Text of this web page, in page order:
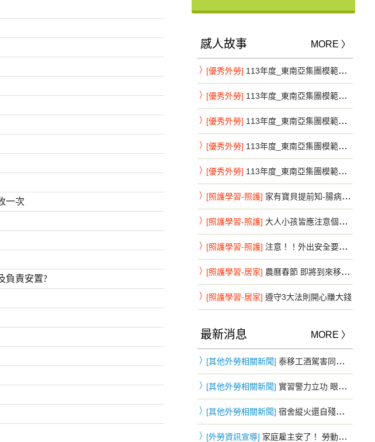
一次
負責安置?
感人故事 MORE 〉
[優秀外勞] 113年度_東南亞集團模範移工系列_新北市第7彈
[優秀外勞] 113年度_東南亞集團模範移工系列_新北市第8彈
[優秀外勞] 113年度_東南亞集團模範移工系列_新北市第9彈
[優秀外勞] 113年度_東南亞集團模範移工系列_新竹縣第1彈
[優秀外勞] 113年度_東南亞集團模範移工系列_新竹縣第2彈
[照護學習-照護] 家有寶貝提前知-腸病毒重症前兆速送醫
[照護學習-照護] 大人小孩皆應注意個人手部衛生-腸病毒不來鬧特刊
[照護學習-照護] 注意！！外出安全要注意，避免危險活動
[照護學習-居家] 農曆春節 即將到來移工朋友 注意事項
[照護學習-居家] 遵守3大法則開心賺大錢
最新消息 MORE 〉
[其他外勞相關新聞] 泰移工酒駕害同鄉重摔慘死…花5萬和解 判3年2月驅逐出境
[其他外勞相關新聞] 實習警力立功 眼尖發現可疑身影 失聯移工躲車斗仍遭查獲
[其他外勞相關新聞] 宿舍縱火還自殘！頂樓僵持3小時被勸下 移工鬧情緒下場慘曝
[外勞資訊宣導] 家庭雇主安了！ 勞動部：「移工零付費」家庭看護雇主不適用